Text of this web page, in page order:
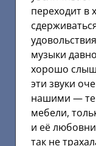
переходит в
музыки
хорошо
эти звуки
нашими — те
мебели,
и её
так не